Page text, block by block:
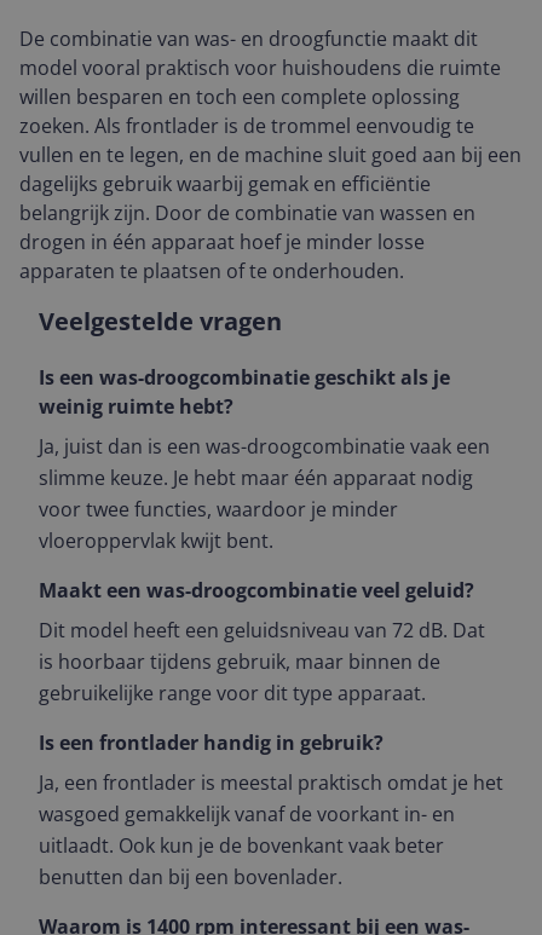
De combinatie van was- en droogfunctie maakt dit
model vooral praktisch voor huishoudens die ruimte
willen besparen en toch een complete oplossing
zoeken. Als frontlader is de trommel eenvoudig te
vullen en te legen, en de machine sluit goed aan bij een
dagelijks gebruik waarbij gemak en efficiëntie
belangrijk zijn. Door de combinatie van wassen en
drogen in één apparaat hoef je minder losse
apparaten te plaatsen of te onderhouden.
Veelgestelde vragen
Is een was-droogcombinatie geschikt als je
weinig ruimte hebt?
Ja, juist dan is een was-droogcombinatie vaak een
slimme keuze. Je hebt maar één apparaat nodig
voor twee functies, waardoor je minder
vloeroppervlak kwijt bent.
Maakt een was-droogcombinatie veel geluid?
Dit model heeft een geluidsniveau van 72 dB. Dat
is hoorbaar tijdens gebruik, maar binnen de
gebruikelijke range voor dit type apparaat.
Is een frontlader handig in gebruik?
Ja, een frontlader is meestal praktisch omdat je het
wasgoed gemakkelijk vanaf de voorkant in- en
uitlaadt. Ook kun je de bovenkant vaak beter
benutten dan bij een bovenlader.
Waarom is 1400 rpm interessant bij een was-